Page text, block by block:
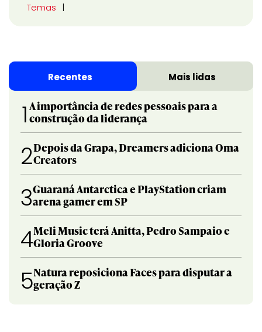
Temas
Recentes Mais lidas
1 A importância de redes pessoais para a
construção da liderança
2Depois da Grapa, Dreamers adiciona Oma
Creators
3Guaraná Antarctica e PlayStation criam
arena gamer em SP
4Meli Music terá Anitta, Pedro Sampaio e
Gloria Groove
5Natura reposiciona Faces para disputar a
geração Z